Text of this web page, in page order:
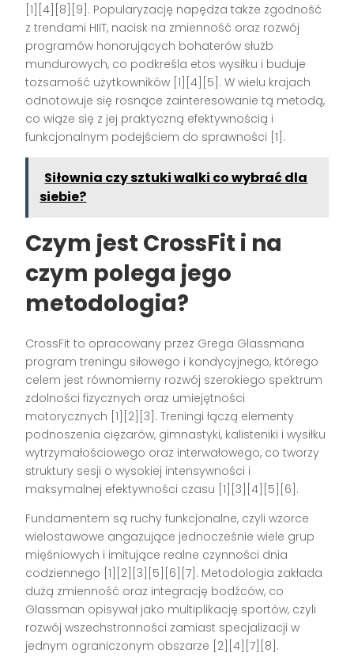
[1][4][8][9]. Popularyzację napędza także zgodność
z trendami HIIT, nacisk na zmienność oraz rozwój
programów honorujących bohaterów służb
mundurowych, co podkreśla etos wysiłku i buduje
tożsamość użytkowników [1][4][5]. W wielu krajach
odnotowuje się rosnące zainteresowanie tą metodą,
co wiąże się z jej praktyczną efektywnością i
funkcjonalnym podejściem do sprawności [1].
Siłownia czy sztuki walki co wybrać dla
siebie?
Czym jest CrossFit i na
czym polega jego
metodologia?
CrossFit to opracowany przez Grega Glassmana
program treningu siłowego i kondycyjnego, którego
celem jest równomierny rozwój szerokiego spektrum
zdolności fizycznych oraz umiejętności
motorycznych [1][2][3]. Treningi łączą elementy
podnoszenia ciężarów, gimnastyki, kalisteniki i wysiłku
wytrzymałościowego oraz interwałowego, co tworzy
struktury sesji o wysokiej intensywności i
maksymalnej efektywności czasu [1][3][4][5][6].
Fundamentem są ruchy funkcjonalne, czyli wzorce
wielostawowe angażujące jednocześnie wiele grup
mięśniowych i imitujące realne czynności dnia
codziennego [1][2][3][5][6][7]. Metodologia zakłada
dużą zmienność oraz integrację bodźców, co
Glassman opisywał jako multiplikację sportów, czyli
rozwój wszechstronności zamiast specjalizacji w
jednym ograniczonym obszarze [2][4][7][8].